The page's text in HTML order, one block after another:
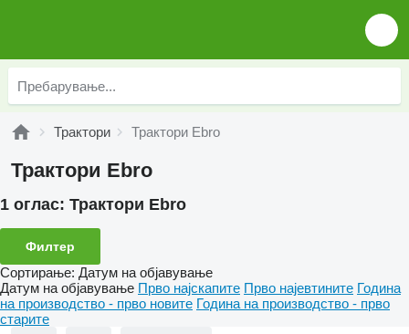
Трактори Трактори Ebro
Трактори Ebro
1 оглас: Трактори Ebro
Филтер
Сортирање: Датум на објавување
Датум на објавување Прво најскапите Прво најевтините Година
на производство - прво новите Година на производство - прво
старите